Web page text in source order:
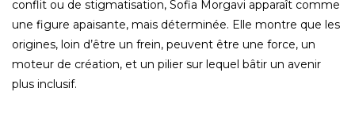
conflit ou de stigmatisation, Sofia Morgavi apparaît comme
une figure apaisante, mais déterminée. Elle montre que les
origines, loin d’être un frein, peuvent être une force, un
moteur de création, et un pilier sur lequel bâtir un avenir
plus inclusif.